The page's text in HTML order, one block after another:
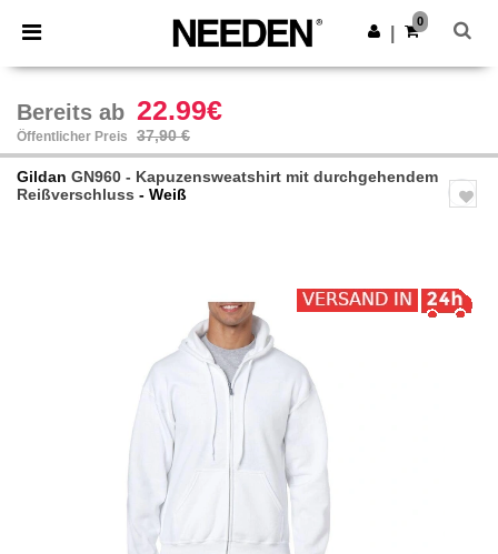
× Needen App
Bessere Preise in der App!
App holen
0
Bereits ab 22.99€
Öffentlicher Preis 37,90 €
Gildan GN960 - Kapuzensweatshirt mit durchgehendem
Reißverschluss - Weiß